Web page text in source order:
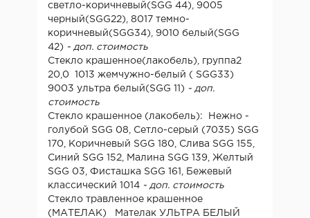
светло-коричневый(SGG 44), 9005
черный(SGG22), 8017 темно-
коричневый(SGG34), 9010 белый(SGG
42) - доп. стоимость
Стекло крашенное(лакобель), группа2
20,0 1013 жемчужно-белый ( SGG33)
9003 ультра белый(SGG 11) - доп.
стоимость
Стекло крашенное (лакобель): Нежно -
голубой SGG 08, Сетло-серый (7035) SGG
170, Коричневый SGG 180, Слива SGG 155,
Синий SGG 152, Малина SGG 139, Желтый
SGG 03, Фисташка SGG 161, Бежевый
классический 1014 - доп. стоимость
Стекло травленное крашенное
(МАТЕЛАК) Мателак УЛЬТРА БЕЛЫЙ